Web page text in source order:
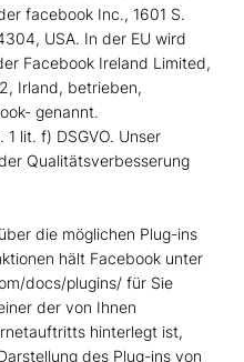
facebook Inc., 1601 S.
USA. In der EU wird
Facebook Ireland Limited,
Irland, betrieben,
genannt.
lit. f) DSGVO. Unser
Qualitätsverbesserung
die möglichen Plug-ins
hält Facebook unter
docs/plugins/ für Sie
der von Ihnen
hinterlegt ist,
des Plug-ins von